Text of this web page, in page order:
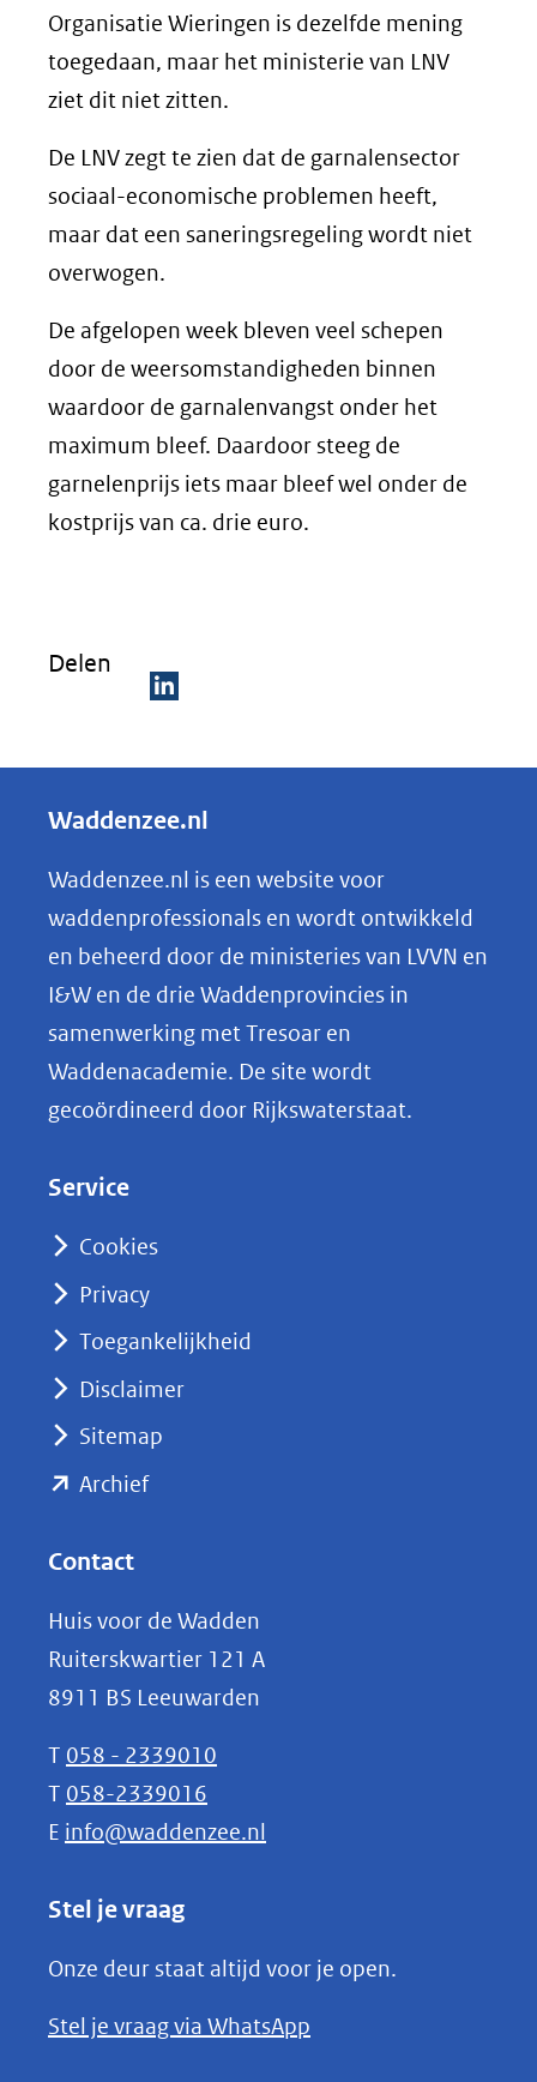
Organisatie Wieringen is dezelfde mening
toegedaan, maar het ministerie van LNV
ziet dit niet zitten.
De LNV zegt te zien dat de garnalensector
sociaal-economische problemen heeft,
maar dat een saneringsregeling wordt niet
overwogen.
De afgelopen week bleven veel schepen
door de weersomstandigheden binnen
waardoor de garnalenvangst onder het
maximum bleef. Daardoor steeg de
garnelenprijs iets maar bleef wel onder de
kostprijs van ca. drie euro.
Delen
e
e
n
o
p
k
e
nieuw
naar
Waddenzee.nl
Waddenzee.nl is een website voor
waddenprofessionals en wordt ontwikkeld
en beheerd door de ministeries van LVVN en
I&W en de drie Waddenprovincies in
samenwerking met Tresoar en
Waddenacademie. De site wordt
gecoördineerd door Rijkswaterstaat.
Service
Cookies
Privacy
Toegankelijkheid
Disclaimer
Sitemap
Archief(opent
(verwijst
naar
een
andere
website)
Contact
Huis voor de Wadden
Ruiterskwartier 121 A
8911 BS Leeuwarden
T 058 - 2339010
T 058-2339016
E info@waddenzee.nl
Stel je vraag
Onze deur staat altijd voor je open.
Stel je vraag via WhatsApp